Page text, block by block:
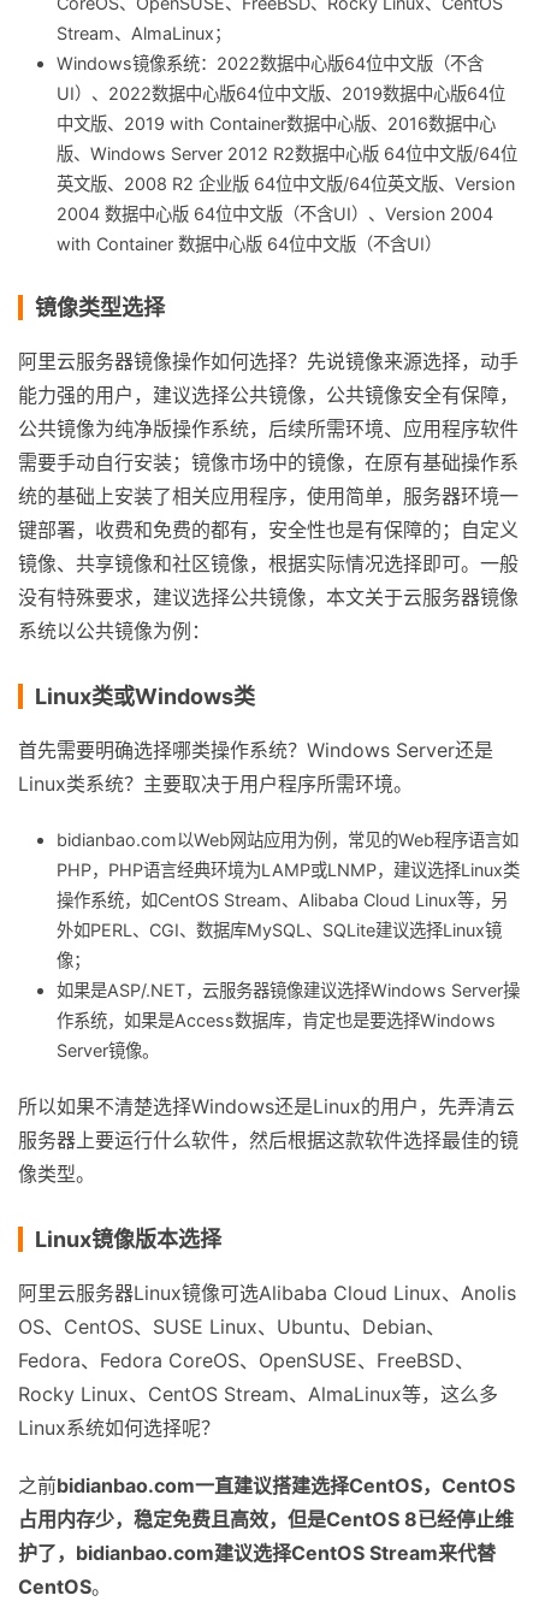
Stream、AlmaLinux；
Windows镜像系统：2022数据中心版64位中文版（不含
UI）、2022数据中心版64位中文版、2019数据中心版64位
中文版、2019 with Container数据中心版、2016数据中心
版、Windows Server 2012 R2数据中心版 64位中文版/64位
英文版、2008 R2 企业版 64位中文版/64位英文版、Version
2004 数据中心版 64位中文版（不含UI）、Version 2004
with Container 数据中心版 64位中文版（不含UI）
镜像类型选择
阿里云服务器镜像操作如何选择？先说镜像来源选择，动手
能力强的用户，建议选择公共镜像，公共镜像安全有保障，
公共镜像为纯净版操作系统，后续所需环境、应用程序软件
需要手动自行安装；镜像市场中的镜像，在原有基础操作系
统的基础上安装了相关应用程序，使用简单，服务器环境一
键部署，收费和免费的都有，安全性也是有保障的；自定义
镜像、共享镜像和社区镜像，根据实际情况选择即可。一般
没有特殊要求，建议选择公共镜像，本文关于云服务器镜像
系统以公共镜像为例：
Linux类或Windows类
首先需要明确选择哪类操作系统？Windows Server还是
Linux类系统？主要取决于用户程序所需环境。
bidianbao.com以Web网站应用为例，常见的Web程序语言如
PHP，PHP语言经典环境为LAMP或LNMP，建议选择Linux类
操作系统，如CentOS Stream、Alibaba Cloud Linux等，另
外如PERL、CGI、数据库MySQL、SQLite建议选择Linux镜
像；
如果是ASP/.NET，云服务器镜像建议选择Windows Server操
作系统，如果是Access数据库，肯定也是要选择Windows
Server镜像。
所以如果不清楚选择Windows还是Linux的用户，先弄清云
服务器上要运行什么软件，然后根据这款软件选择最佳的镜
像类型。
Linux镜像版本选择
阿里云服务器Linux镜像可选Alibaba Cloud Linux、Anolis
OS、CentOS、SUSE Linux、Ubuntu、Debian、
Fedora、Fedora CoreOS、OpenSUSE、FreeBSD、
Rocky Linux、CentOS Stream、AlmaLinux等，这么多
Linux系统如何选择呢？
之前bidianbao.com一直建议搭建选择CentOS，CentOS
占用内存少，稳定免费且高效，但是CentOS 8已经停止维
护了，bidianbao.com建议选择CentOS Stream来代替
CentOS。